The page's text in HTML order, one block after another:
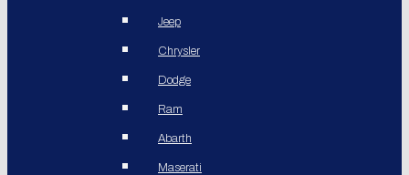
Jeep
Chrysler
Dodge
Ram
Abarth
Maserati